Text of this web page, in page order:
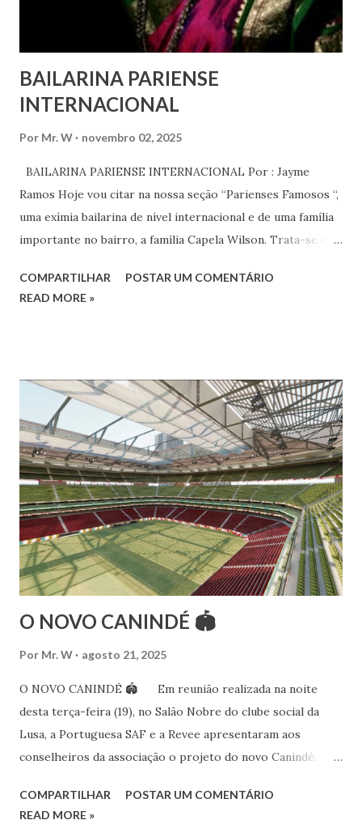
serem ouvidas através ...
BAILARINA PARIENSE
INTERNACIONAL
Por Mr. W novembro 02, 2025
BAILARINA PARIENSE INTERNACIONAL Por : Jayme
Ramos Hoje vou citar na nossa seção “Parienses Famosos “,
uma exímia bailarina de nível internacional e de uma família
importante no bairro, a família Capela Wilson. Trata-se da
Vamos às informações de seu site : Bailarina e professora
Esteve na Índia aprofundando seus estudos neste estilo
além de partir para pesquisa e vivência das danças
folclóricas do Rajastão (Kalbelia, Banjara, Ghoomar, Chair).
Bailarina profissional e professora de dança. Dedica-se há
15 anos ao estudo e pesquisa de danças étnicas, em especial
às danças ciganas, árabes e indianas. Iniciou seus estudos de
dança aos 4 anos de idade (em 1982) no balé clássico,
passando por diversas atividades co...
COMPARTILHAR
POSTAR UM COMENTÁRIO
READ MORE »
O NOVO CANINDÉ 🏟
Por Mr. W agosto 21, 2025
O NOVO CANINDÉ 🏟 Em reunião realizada na noite
desta terça-feira (19), no Salão Nobre do clube social da
Lusa, a Portuguesa SAF e a Revee apresentaram aos
conselheiros da associação o projeto do novo Canindé.
complexo, que englobará clube social, edifício garagem
COMPARTILHAR
POSTAR UM COMENTÁRIO
READ MORE »